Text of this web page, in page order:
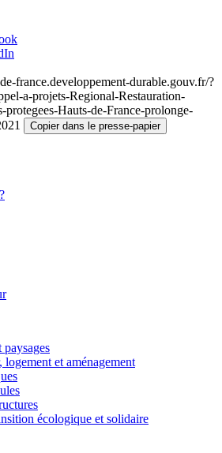
france.developpement-durable.gouv.fr/?
a-projets-Regional-Restauration-
protegees-Hauts-de-France-prolonge-
Copier dans le presse-papier
et aménagement
écologique et solidaire